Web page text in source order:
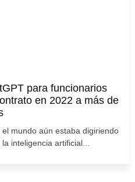
para funcionarios
en 2022 a más de
mundo aún estaba digiriendo
inteligencia artificial...